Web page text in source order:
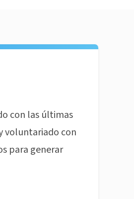
con las últimas
voluntariado con
para generar